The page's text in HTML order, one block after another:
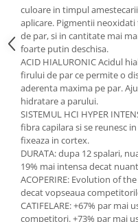
culoare in timpul
aplicare. Pigmentii
de par, si in cantitate mai
foarte putin deschisa.
ACID HIALURONIC Acidul
firului de par ce permite o
aderenta maxima pe par.
hidratare a parului.
SISTEMUL HCI HYPER
fibra capilara si se reunesc
fixeaza in cortex.
DURATA: dupa 12 spalari,
19% mai intensa decat
ACOPERIRE: Evolution of
decat vopseaua
CATIFELARE: +67% par
competitori. +73% par mai